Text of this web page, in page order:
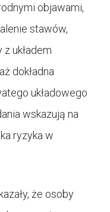
objawami,
stawów,
układem
dokładna
układowego
wskazują na
ryzyka w
że osoby